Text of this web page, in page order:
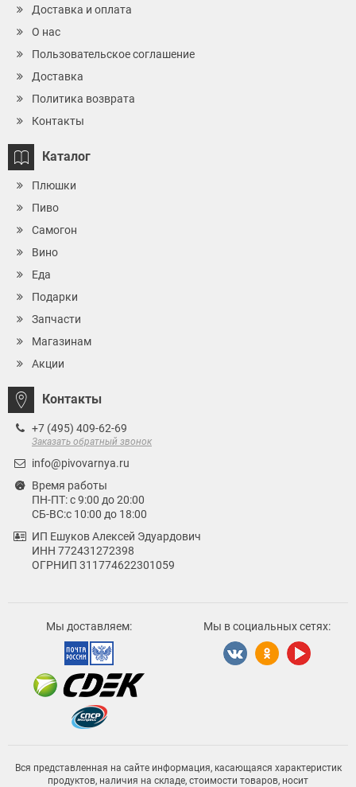
Доставка и оплата
О нас
Пользовательское соглашение
Доставка
Политика возврата
Контакты
Каталог
Плюшки
Пиво
Самогон
Вино
Еда
Подарки
Запчасти
Магазинам
Акции
Контакты
+7 (495) 409-62-69
Заказать обратный звонок
info@pivovarnya.ru
Время работы
ПН-ПТ: с 9:00 до 20:00
СБ-ВС:с 10:00 до 18:00
ИП Ешуков Алексей Эдуардович
ИНН 772431272398
ОГРНИП 311774622301059
Мы доставляем: Мы в социальных сетях:
Вся представленная на сайте информация, касающаяся характеристик
продуктов, наличия на складе, стоимости товаров, носит